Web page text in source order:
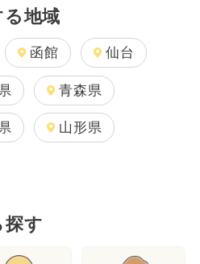
地域
函館 仙台
青森県
山形県
探す